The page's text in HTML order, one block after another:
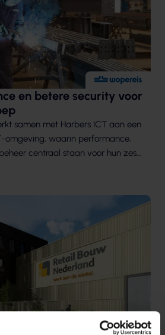
en betere security voor
samen met Harbers ICT aan een
omgeving, waarin performance,
centraal staan voor hun zes